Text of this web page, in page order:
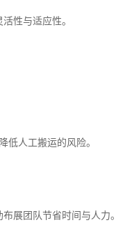
性与适应性。
低人工搬运的风险。
展团队节省时间与人力。